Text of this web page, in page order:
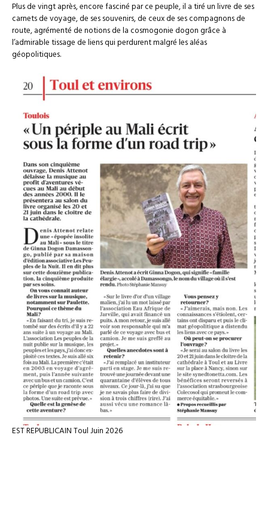
Plus de vingt après, encore fasciné par ce peuple, il a tiré un livre de ses
carnets de voyage, de ses souvenirs, de ceux de ses compagnons de
route, agrémenté de notions de la cosmogonie dogon grâce à
l’admirable tissage de liens qui perdurent malgré les aléas
géopolitiques.
EST REPUBLICAIN Toul Juin 2026